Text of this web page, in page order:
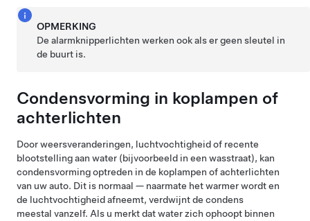
OPMERKING
De alarmknipperlichten werken ook als er geen sleutel in
de buurt is.
Condensvorming in koplampen of
achterlichten
Door weersveranderingen, luchtvochtigheid of recente
blootstelling aan water (bijvoorbeeld in een wasstraat), kan
condensvorming optreden in de koplampen of achterlichten
van uw auto. Dit is normaal — naarmate het warmer wordt en
de luchtvochtigheid afneemt, verdwijnt de condens
meestal vanzelf. Als u merkt dat water zich ophoopt binnen